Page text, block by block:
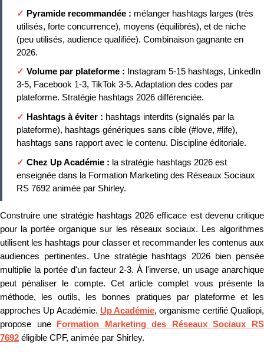
✓ Pyramide recommandée : mélanger hashtags larges (très
utilisés, forte concurrence), moyens (équilibrés), et de niche
(peu utilisés, audience qualifiée). Combinaison gagnante en
2026.
✓ Volume par plateforme :
Instagram 5-15 hashtags, LinkedIn
3-5, Facebook 1-3, TikTok 3-5. Adaptation des codes par
plateforme. Stratégie hashtags 2026 différenciée.
✓ Hashtags à éviter : hashtags interdits (signalés par la
plateforme), hashtags génériques sans cible (#love, #life),
hashtags sans rapport avec le contenu. Discipline éditoriale.
✓ Chez Up Académie : la stratégie hashtags 2026 est
enseignée dans la Formation Marketing des Réseaux Sociaux
RS 7692 animée par Shirley.
Construire une stratégie hashtags 2026 efficace est devenu critique
pour la portée organique sur les réseaux sociaux. Les algorithmes
utilisent les hashtags pour classer et recommander les contenus aux
audiences pertinentes. Une stratégie hashtags 2026 bien pensée
multiplie la portée d'un facteur 2-3. À l'inverse, un usage anarchique
peut pénaliser le compte. Cet article complet vous présente la
méthode, les outils, les bonnes pratiques par plateforme et les
approches Up Académie. Up Académie, organisme certifié Qualiopi,
propose une
Formation Marketing des Réseaux Sociaux RS
7692 éligible CPF, animée par Shirley.